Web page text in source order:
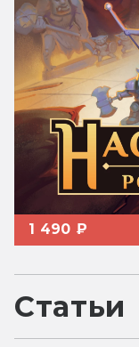
1 490 ₽
Статьи